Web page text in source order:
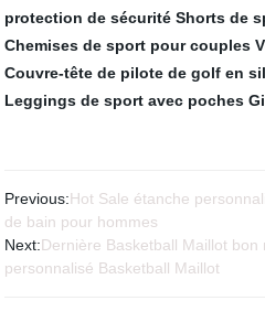
protection de sécurité Shorts de
Chemises de sport pour couples
Couvre-tête de pilote de golf en
Leggings de sport avec poches
Previous:Hot Sale étanche
de bain pour hommes
Next:Dernière Basketball Maillot
personnalisé Basketball Maillot